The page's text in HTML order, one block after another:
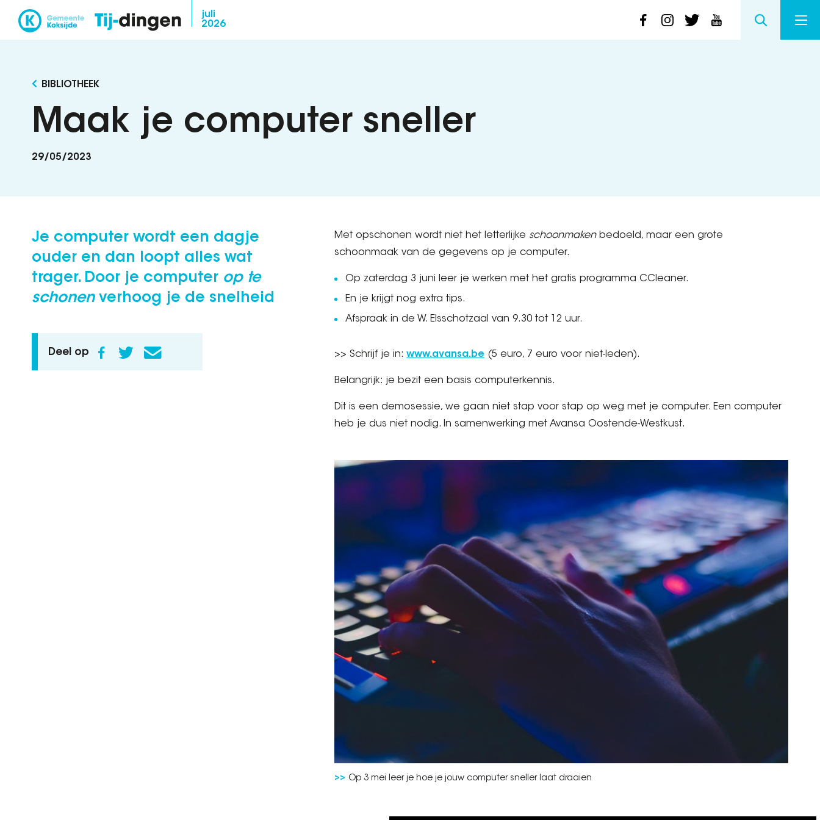
Overslaan
juli
2026
BIBLIOTHEEK
Maak je computer sneller
29/05/2023
Je computer wordt een dagje
ouder en dan loopt alles wat
trager. Door je computer op te
schonenverhoog je de snelheid
Deel op
Met opschonen wordt niet het letterlijke schoonmakenbedoeld, maar een grote
schoonmaak van de gegevens op je computer.
Op zaterdag 3 juni leer je werken met het gratis programma CCleaner.
En je krijgt nog extra tips.
Afspraak in de W. Elsschotzaal van 9.30 tot 12 uur.
>> Schrijf je in: www.avansa.be (5 euro, 7 euro voor niet-leden).
Belangrijk: je bezit een basis computerkennis.
Dit is een demosessie, we gaan niet stap voor stap op weg met je computer. Een computer
heb je dus niet nodig. In samenwerking met Avansa Oostende-Westkust.
Op 3 mei leer je hoe je jouw computer sneller laat draaien